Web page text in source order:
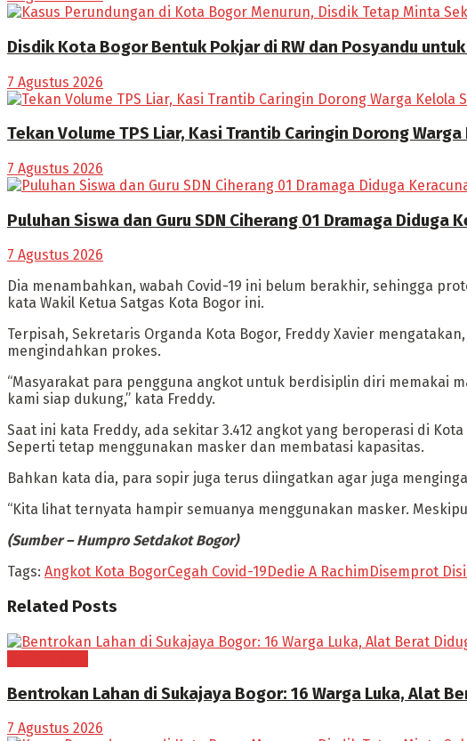
Disdik Kota Bogor Bentuk Pokjar di RW dan Posyandu
7 Agustus 2026
Tekan Volume TPS Liar, Kasi Trantib Caringin Dorong
7 Agustus 2026
Puluhan Siswa dan Guru SDN Ciherang 01 Dramaga
7 Agustus 2026
Dia menambahkan, wabah Covid-19 ini belum berakhir, sehingga
kata Wakil Ketua Satgas Kota Bogor ini.
Terpisah, Sekretaris Organda Kota Bogor, Freddy Xavier
mengindahkan prokes.
“Masyarakat para pengguna angkot untuk berdisiplin diri memakai
kami siap dukung,” kata Freddy.
Saat ini kata Freddy, ada sekitar 3.412 angkot yang beroperasi di
Seperti tetap menggunakan masker dan membatasi kapasitas.
Bahkan kata dia, para sopir juga terus diingatkan agar juga
“Kita lihat ternyata hampir semuanya menggunakan masker.
(Sumber – Humpro Setdakot Bogor)
Tags: Angkot Kota BogorCegah Covid-19 Dedie A Rachim Disemprot
Related Posts
Bentrokan Lahan di Sukajaya Bogor: 16 Warga Luka, Alat
7 Agustus 2026